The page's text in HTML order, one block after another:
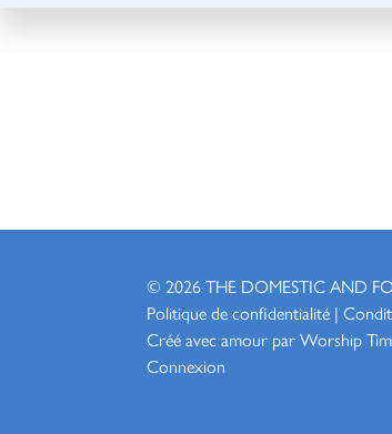
© 2026 THE DOMESTIC AND
Politique de confidentialité |
Créé avec amour par Worship
Connexion